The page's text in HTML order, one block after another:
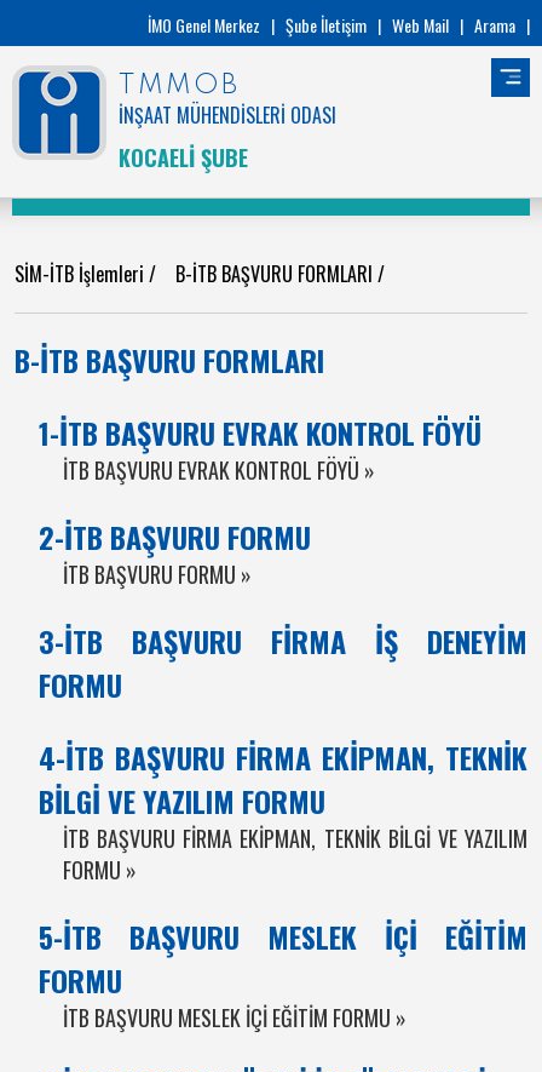
İMO Genel Merkez | Şube İletişim | Web Mail | Arama |
TMMOB
İNŞAAT MÜHENDİSLERİ ODASI
KOCAELİ ŞUBE
SİM-İTB İşlemleri / B-İTB BAŞVURU FORMLARI /
B-İTB BAŞVURU FORMLARI
1-İTB BAŞVURU EVRAK KONTROL FÖYÜ
İTB BAŞVURU EVRAK KONTROL FÖYÜ »
2-İTB BAŞVURU FORMU
İTB BAŞVURU FORMU »
3-İTB BAŞVURU FİRMA İŞ DENEYİM
FORMU
4-İTB BAŞVURU FİRMA EKİPMAN, TEKNİK
BİLGİ VE YAZILIM FORMU
İTB BAŞVURU FİRMA EKİPMAN, TEKNİK BİLGİ VE YAZILIM
FORMU »
5-İTB BAŞVURU MESLEK İÇİ EĞİTİM
FORMU
İTB BAŞVURU MESLEK İÇİ EĞİTİM FORMU »